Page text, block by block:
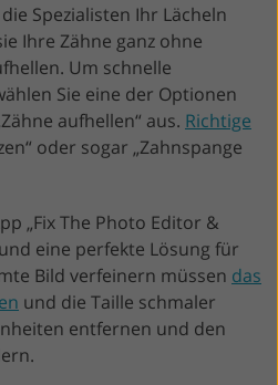
Spezialisten Ihr Lächeln
Ihre Zähne ganz ohne
Um schnelle
Sie eine der Optionen
aufhellen“ aus. Richtige
oder sogar „Zahnspange
„Fix The Photo Editor &
eine perfekte Lösung für
Bild verfeinern müssen das
und die Taille schmaler
entfernen und den